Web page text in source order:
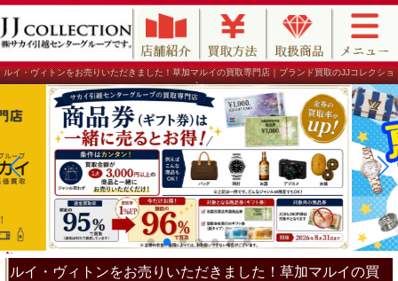
ルイ・ヴィトンをお売りいただきました！草加マルイの買取専門店｜ブランド買取のJJコレクショ
ン
ルイ・ヴィトンをお売りいただきました！草加マルイの買